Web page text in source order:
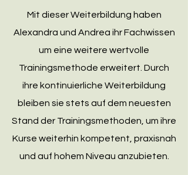
Mit dieser Weiterbildung haben
Alexandra und Andrea ihr Fachwissen
um eine weitere wertvolle
Trainingsmethode erweitert. Durch
ihre kontinuierliche Weiterbildung
bleiben sie stets auf dem neuesten
Stand der Trainingsmethoden, um ihre
Kurse weiterhin kompetent, praxisnah
und auf hohem Niveau anzubieten.